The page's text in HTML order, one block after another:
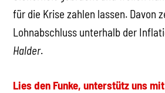
für die Krise zahlen lassen. Davon
Lohnabschluss unterhalb der
Halder.
Lies den Funke, unterstütz uns